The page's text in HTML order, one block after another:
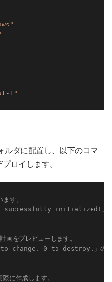
1"
ルダに配置し、以下のコマ
ロイします。
す。
successfully initialized!」と表
画をプレビューします。
0 to destroy.」のように
に作成します。